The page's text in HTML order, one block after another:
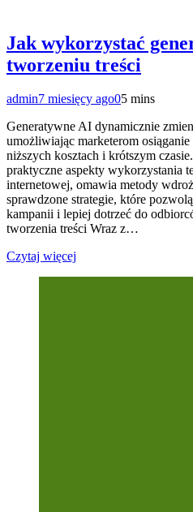
Jak wykorzystać
tworzeniu treści
admin7 miesięcy ago05 mins
Generatywne AI dynamicznie
umożliwiając marketerom
niższych kosztach i krótszym
praktyczne aspekty wykorzystania
internetowej, omawia metody
sprawdzone strategie, które
kampanii i lepiej dotrzeć do
tworzenia treści Wraz z…
Czytaj więcej